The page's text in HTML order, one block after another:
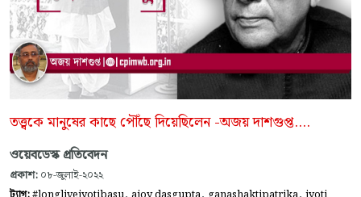
তত্ত্বকে মানুষের কাছে পৌঁছে দিয়েছিলেন -অজয় দাশগুপ্ত....
ওয়েবডেস্ক প্রতিবেদন
প্রকাশ: ০৮-জুলাই-২০২২